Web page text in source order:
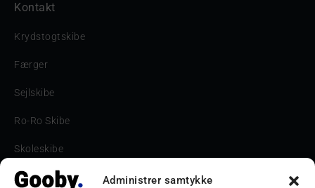
Administrer samtykke
Kontakt
Krydstogtskibe
Færger
Sejlskibe
Ro-Ro Skibe
Skoleskibe
Havne & Turbåde samt restaurantionsskibe